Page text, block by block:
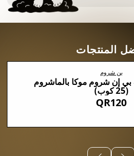
المنتجات
بن شروم
إن شروم موكا بالماشروم
(25 كوب)
QR120